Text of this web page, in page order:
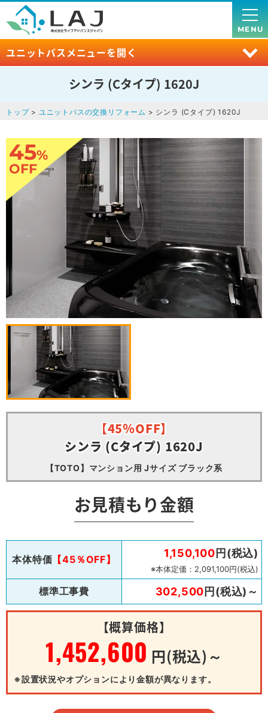
ユニットバスメニューを開く
MENU
シンラ (Cタイプ) 1620J
トップ> ユニットバスの交換リフォーム > シンラ (Cタイプ) 1620J
45%
OFF
【45％OFF】
シンラ (Cタイプ) 1620J
【TOTO】マンション用 Jサイズ ブラック系
お見積もり金額
本体特価 【45％OFF】 1,150,100 円(税込)
※本体定価：2,091,100円(税込)
標準工事費 302,500 円(税込)～
【概算価格】
1,452,600 円(税込)～
※設置状況やオプションにより金額が異なります。